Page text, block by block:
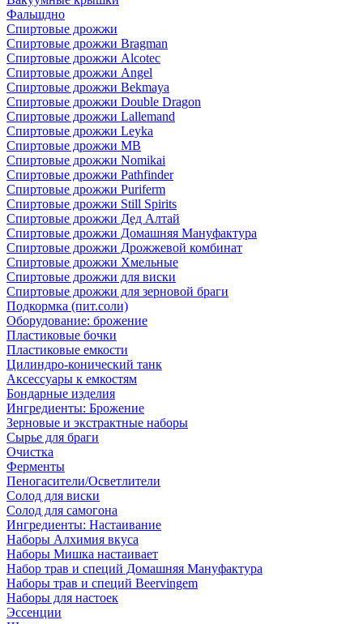
Фальшдно
Спиртовые дрожжи
Спиртовые дрожжи Bragman
Спиртовые дрожжи Alcotec
Спиртовые дрожжи Angel
Спиртовые дрожжи Bekmaya
Спиртовые дрожжи Double Dragon
Спиртовые дрожжи Lallemand
Спиртовые дрожжи Leyka
Спиртовые дрожжи MB
Спиртовые дрожжи Nomikai
Спиртовые дрожжи Pathfinder
Спиртовые дрожжи Puriferm
Спиртовые дрожжи Still Spirits
Спиртовые дрожжи Дед Алтай
Спиртовые дрожжи Домашняя Мануфактура
Спиртовые дрожжи Дрожжевой комбинат
Спиртовые дрожжи Хмельные
Спиртовые дрожжи для виски
Спиртовые дрожжи для зерновой браги
Подкормка (пит.соли)
Оборудование: брожение
Пластиковые бочки
Пластиковые емкости
Цилиндро-конический танк
Аксессуары к емкостям
Бондарные изделия
Ингредиенты: Брожение
Зерновые и экстрактные наборы
Сырье для браги
Очистка
Ферменты
Пеногасители/Осветлители
Солод для виски
Солод для самогона
Ингредиенты: Настаивание
Наборы Алхимия вкуса
Наборы Мишка настаивает
Набор трав и специй Домашняя Мануфактура
Наборы трав и специй Beervingem
Наборы для настоек
Эссенции